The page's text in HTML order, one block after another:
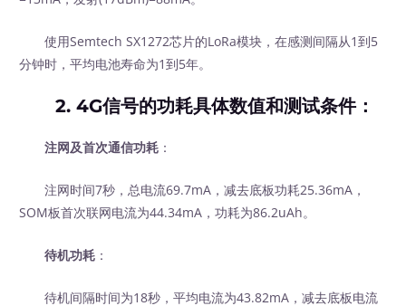
使用Semtech SX1272芯片的LoRa模块，在感测间隔从1到5
分钟时，平均电池寿命为1到5年。
2. 4G信号的功耗具体数值和测试条件：
注网及首次通信功耗 ：
注网时间7秒，总电流69.7mA，减去底板功耗25.36mA，
SOM板首次联网电流为44.34mA，功耗为86.2uAh。
待机功耗 ：
待机间隔时间为18秒，平均电流为43.82mA，减去底板电流